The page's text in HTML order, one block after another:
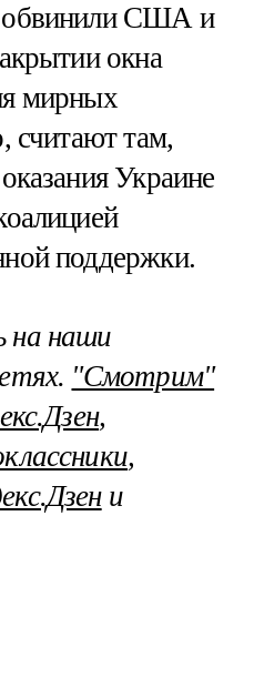
США и
окна
мирных
считают там,
Украине
поддержки.
на наши
"Смотрим"
,
,
и